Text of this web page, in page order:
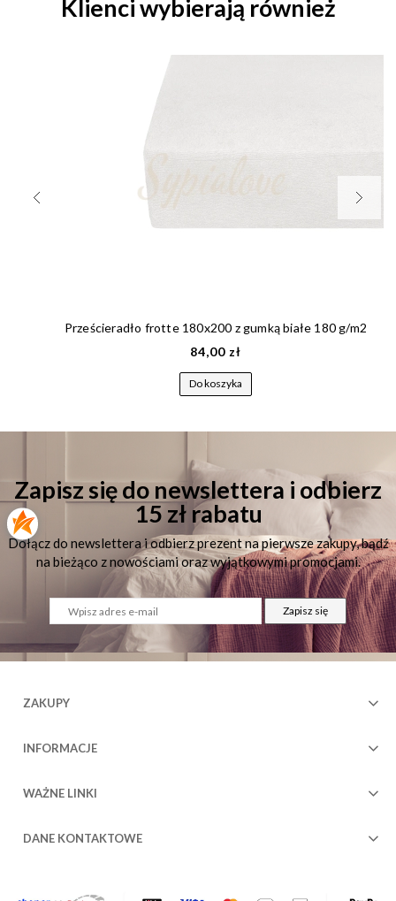
Klienci wybierają również
Prześcieradło frotte 180x200 z gumką białe 180 g/m2
84,00 zł
Do koszyka
Zapisz się do newslettera i odbierz
15 zł rabatu
Dołącz do newslettera i odbierz prezent na pierwsze zakupy, bądź
na bieżąco z nowościami oraz wyjątkowymi promocjami.
Zapisz się
ZAKUPY
INFORMACJE
WAŻNE LINKI
DANE KONTAKTOWE